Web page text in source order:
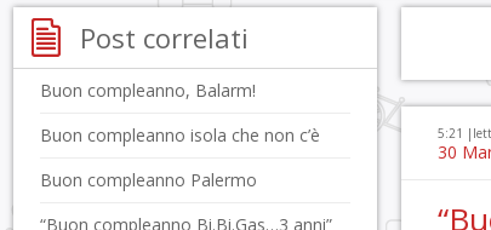
5:21 |
30
Post correlati
Buon compleanno, Balarm!
Buon compleanno isola che non c’è
Buon compleanno Palermo
“Buon compleanno Bi.Bi.Gas…3 anni”